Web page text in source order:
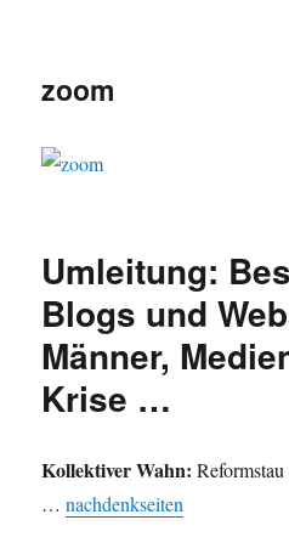
zoom
Umleitung:
Blogs und
Männer,
Krise …
Kollektiver Wahn:
…nachdenkseiten